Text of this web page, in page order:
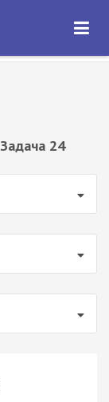
ОТКРЫТЬ
Задача 24